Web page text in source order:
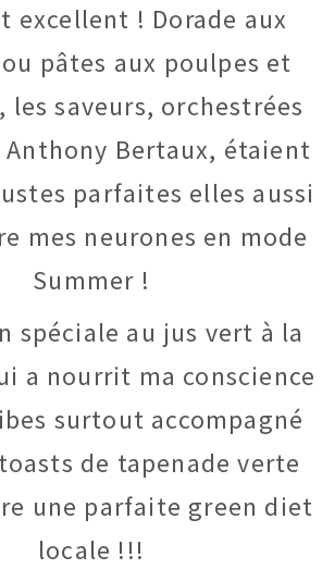
excellent ! Dorade aux
pâtes aux poulpes et
les saveurs, orchestrées
Anthony Bertaux, étaient
parfaites elles aussi
mes neurones en mode
Summer !
spéciale au jus vert à la
a nourrit ma conscience
surtout accompagné
de tapenade verte
une parfaite green diet
locale !!!